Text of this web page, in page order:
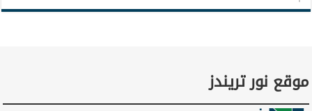
موقع نور تريندز